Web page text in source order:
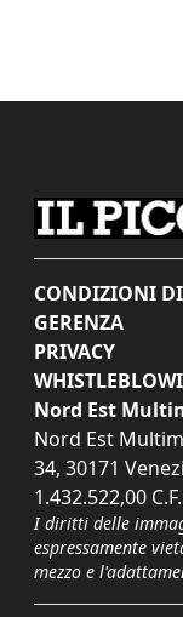
CONDIZIONI
GERENZA
PRIVACY
Nord Est
Nord Est
34, 30171
1.432.522,00
I diritti delle
espressamente
mezzo e